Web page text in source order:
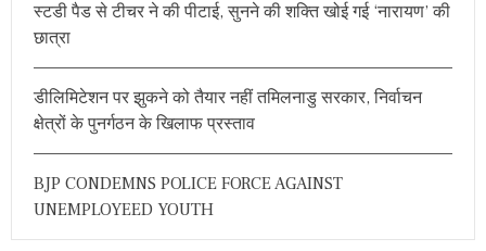
स्टडी पैड से टीचर ने की पीटाई, सुनने की शक्ति खोई गई ‘नारायण’ की
छात्रा
डीलिमिटेशन पर झुकने को तैयार नहीं तमिलनाडु सरकार, निर्वाचन
क्षेत्रों के पुनर्गठन के खिलाफ प्रस्ताव
BJP CONDEMNS POLICE FORCE AGAINST
UNEMPLOYEED YOUTH